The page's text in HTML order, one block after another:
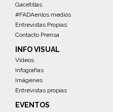
Gacetillas
#FADAenlos medios
Entrevistas Propias
Contacto Prensa
INFO VISUAL
Videos
Infografías
Imágenes
Entrevistas propias
EVENTOS